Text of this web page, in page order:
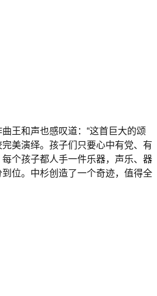
王和声也感叹道：“这首巨大的颂
美演绎。孩子们只要心中有党、有
个孩子都人手一件乐器，声乐、器
位。中杉创造了一个奇迹，值得全